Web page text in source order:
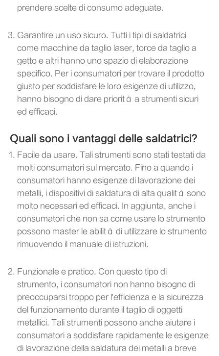
prendere scelte di consumo adeguate.
Garantire un uso sicuro. Tutti i tipi di saldatrici
come macchine da taglio laser, torce da taglio a
getto e altri hanno uno spazio di elaborazione
specifico. Per i consumatori per trovare il prodotto
giusto per soddisfare le loro esigenze di utilizzo,
hanno bisogno di dare priorità a strumenti sicuri
ed efficaci.
Quali sono i vantaggi delle saldatrici?
Facile da usare. Tali strumenti sono stati testati da
molti consumatori sul mercato. Fino a quando i
consumatori hanno esigenze di lavorazione dei
metalli, i dispositivi di saldatura di alta qualità sono
molto necessari ed efficaci. In aggiunta, anche i
consumatori che non sa come usare lo strumento
possono master le abilità di utilizzare lo strumento
rimuovendo il manuale di istruzioni.
Funzionale e pratico. Con questo tipo di
strumento, i consumatori non hanno bisogno di
preoccuparsi troppo per l'efficienza e la sicurezza
del funzionamento durante il taglio di oggetti
metallici. Tali strumenti possono anche aiutare i
consumatori a soddisfare rapidamente le esigenze
di lavorazione della saldatura dei metalli a breve